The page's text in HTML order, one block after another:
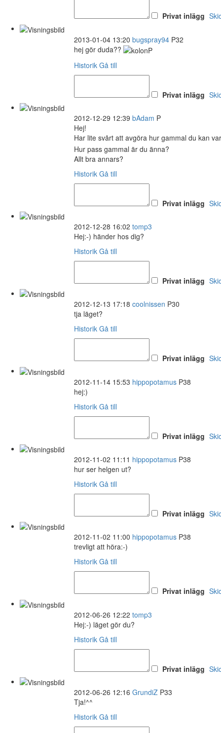
Privat inlägg
2013-01-04 13:20 bugspray94 P32
hej gör duda??
Historik Gå till
Privat inlägg
2012-12-29 12:39 bAdam P
Hej!
Har lite svårt att avgöra hur gammal du kan
Hur pass gammal är du änna?
Allt bra annars?
Historik Gå till
Privat inlägg
2012-12-28 16:02 tomp3
Hej:-) händer hos dig?
Historik Gå till
Privat inlägg
2012-12-13 17:18 coolnissen P30
tja läget?
Historik Gå till
Privat inlägg
2012-11-14 15:53 hippopotamus P38
hej:)
Historik Gå till
Privat inlägg
2012-11-02 11:11 hippopotamus P38
hur ser helgen ut?
Historik Gå till
Privat inlägg
2012-11-02 11:00 hippopotamus P38
trevligt att höra:-)
Historik Gå till
Privat inlägg
2012-06-26 12:22 tomp3
Hej:-) läget gör du?
Historik Gå till
Privat inlägg
2012-06-26 12:16 GrundiZ P33
Tja!^^
Historik Gå till